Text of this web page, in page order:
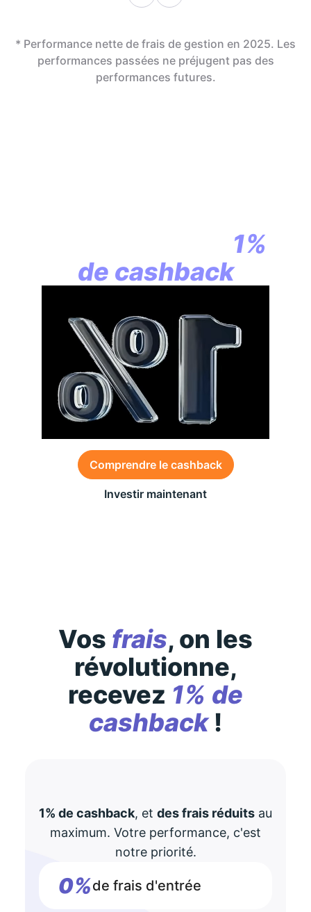
* Performance nette de frais de gestion en 2025. Les
performances passées ne préjugent pas des
performances futures.
1%
de cashback
Comprendre le cashback
Investir maintenant
Vos frais, on les
révolutionne,
recevez 1% de
cashback!
1% de cashback, et des frais réduits au
maximum. Votre performance, c'est
notre priorité.
0%de frais d'entrée